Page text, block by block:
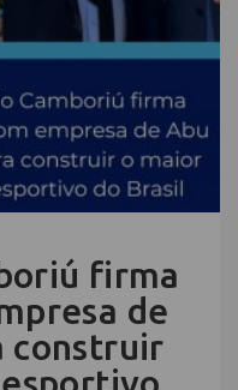
firma
de
construir